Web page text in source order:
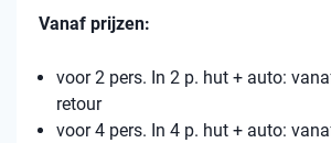
Vanaf prijzen:
voor 2 pers. In 2 p. hut + auto:
retour
voor 4 pers. In 4 p. hut + auto: